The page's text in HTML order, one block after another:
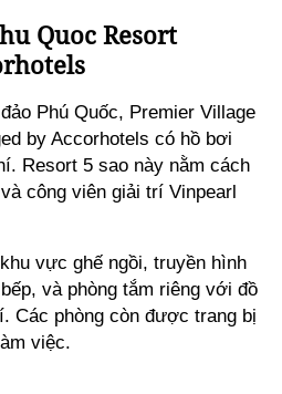
Quoc Resort
Phú Quốc, Premier Village
by Accorhotels có hồ bơi
Resort 5 sao này nằm cách
công viên giải trí Vinpearl
vực ghế ngồi, truyền hình
và phòng tắm riêng với đồ
Các phòng còn được trang bị
việc.